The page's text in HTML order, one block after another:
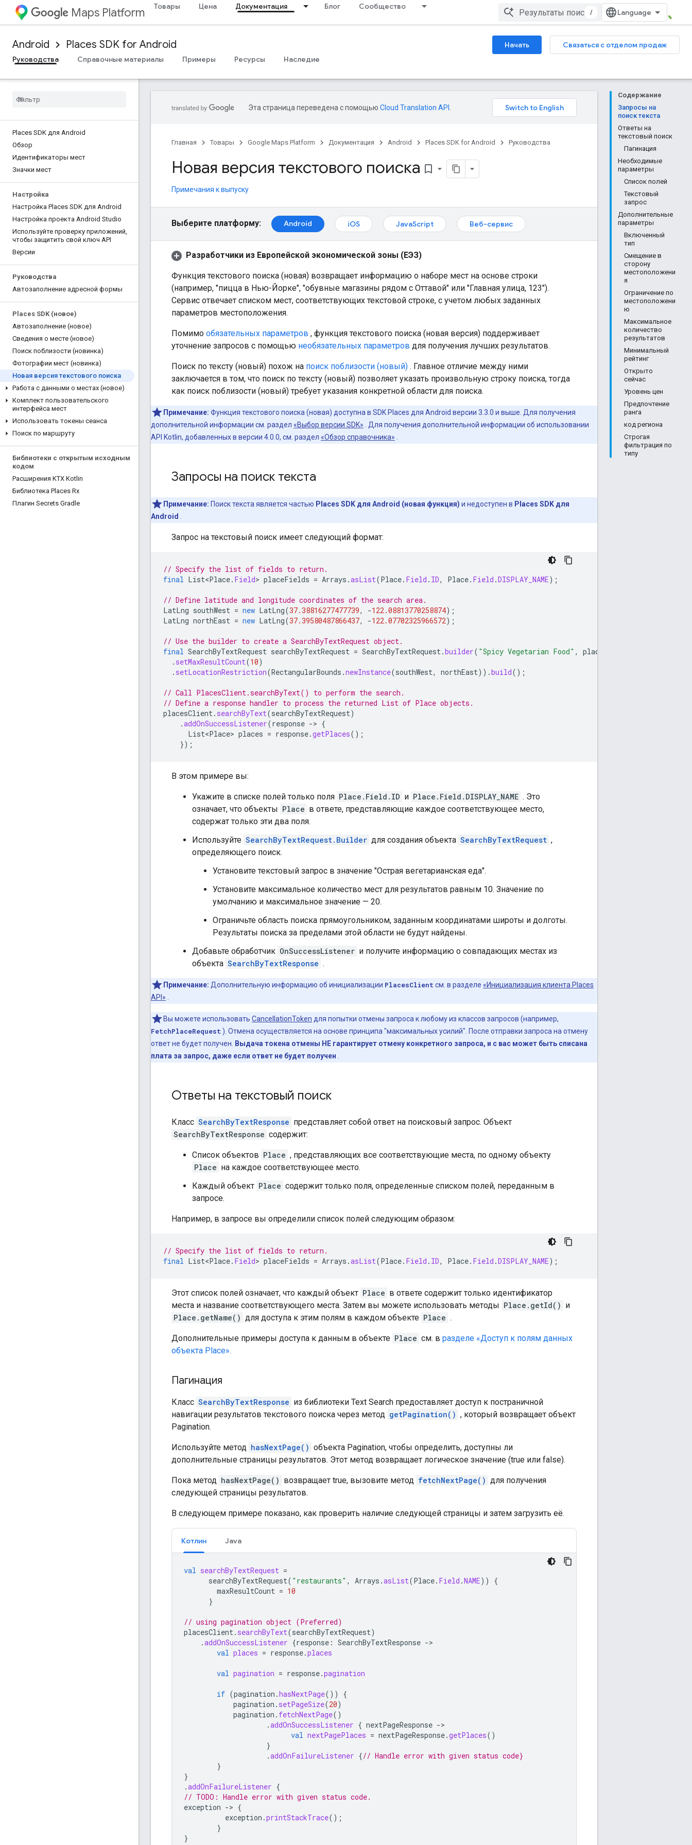
Maps Platform Товары Цена Документация Блог Сообщество
/
Android Places SDK for Android Начать
Связаться с отделом продаж
Руководства
Справочные материалы Примеры Ресурсы Наследие
Places SDK для Android
Обзор
Идентификаторы мест
Значки мест
Настройка
Настройка Places SDK для Android
Настройка проекта Android Studio
Используйте проверку приложений,
чтобы защитить свой ключ API
Версии
Руководства
Автозаполнение адресной формы
Places SDK (новое)
Автозаполнение (новое)
Сведения о месте (новое)
Поиск поблизости (новинка)
Фотографии мест (новинка)
Новая версия текстового поиска
Работа с данными о местах (новое)
Комплект пользовательского
интерфейса мест
Использовать токены сеанса
Поиск по маршруту
Библиотеки с открытым исходным
кодом
Расширения KTX Kotlin
Библиотека Places Rx
Плагин Secrets Gradle
Содержание
Запросы на
поиск текста
Ответы на
текстовый поиск
Пагинация
Необходимые
параметры
Список полей
Текстовый
запрос
Дополнительные
параметры
Включенный
тип
Смещение в
сторону
местоположени
я
Ограничение по
местоположени
ю
Максимальное
количество
результатов
Минимальный
рейтинг
Открыто
сейчас
Уровень цен
Предпочтение
ранга
код региона
Строгая
фильтрация по
типу
Эта страница переведена с помощью Cloud Translation API
Главная Товары Google Maps Platform Документация Android Places SDK for Android Руководства
Новая версия текстового поиска bookmark_border
Примечания к выпуску
Выберите платформу: Android iOS JavaScript Веб-сервис
Разработчики из Европейской экономической зоны (ЕЭЗ)
Функция текстового поиска (новая) возвращает информацию о наборе мест на основе строки
(например, "пицца в Нью-Йорке", "обувные магазины рядом с Оттавой" или "Главная улица, 123").
Сервис отвечает списком мест, соответствующих текстовой строке, с учетом любых заданных
параметров местоположения.
Помимо обязательных параметров , функция текстового поиска (новая версия) поддерживает
уточнение запросов с помощью необязательных параметров для получения лучших результатов.
Поиск по тексту (новый) похож на поиск поблизости (новый) . Главное отличие между ними
заключается в том, что поиск по тексту (новый) позволяет указать произвольную строку поиска, тогда
как поиск поблизости (новый) требует указания конкретной области для поиска.
Примечание: Функция текстового поиска (новая) доступна в SDK Places для Android версии 3.3.0 и выше. Для получения
дополнительной информации см. раздел «Выбор версии SDK» . Для получения дополнительной информации об использовании
API Kotlin, добавленных в версии 4.0.0, см. раздел «Обзор справочника»
Запросы на поиск текста
Примечание: Поиск текста является частью Places SDK для Android (новая функция) и недоступен в Places SDK для
Android
Запрос на текстовый поиск имеет следующий формат:
// Specify the list of fields to return.
final List<Place. Field> placeFields = Arrays .asList(Place. Field . ID, Place. Field .DISPLAY_NAME);
// Define latitude and longitude coordinates of the search area.
LatLng southWest = new LatLng(37.38816277477739, -122.08813770258874);
LatLng northEast = new LatLng(37.39580487866437, -122.07702325966572);
// Use the builder to create a SearchByTextRequest object.
final SearchByTextRequest searchByTextRequest = SearchByTextRequest.builder( "Spicy Vegetarian Food" , placeFields
. setMaxResultCount(10)
. setLocationRestriction(RectangularBounds .newInstance(southWest, northEast)).build();
// Call PlacesClient.searchByText() to perform the search.
// Define a response handler to process the returned List of Place objects.
placesClient. searchByText(searchByTextRequest)
.addOnSuccessListener(response -> {
List<Place> places = response.getPlaces();
});
В этом примере вы:
Укажите в списке полей только поля Place.Field.ID и Place.Field.DISPLAY_NAME . Это
означает, что объекты Place в ответе, представляющие каждое соответствующее место,
содержат только эти два поля.
Используйте SearchByTextRequest.Builder для создания объекта SearchByTextRequest ,
определяющего поиск.
Установите текстовый запрос в значение "Острая вегетарианская еда".
Установите максимальное количество мест для результатов равным 10. Значение по
умолчанию и максимальное значение — 20.
Ограничьте область поиска прямоугольником, заданным координатами широты и долготы.
Результаты поиска за пределами этой области не будут найдены.
Добавьте обработчик OnSuccessListener и получите информацию о совпадающих местах из
объекта SearchByTextResponse .
Примечание: Дополнительную информацию об инициализации PlacesClient см. в разделе «Инициализация клиента Places
API»
Вы можете использовать CancellationToken для попытки отмены запроса к любому из классов запросов (например,
FetchPlaceRequest ). Отмена осуществляется на основе принципа "максимальных усилий". После отправки запроса на отмену
ответ не будет получен.
Выдача токена отмены НЕ гарантирует отмену конкретного запроса, и с вас может быть списана
плата за запрос, даже если ответ не будет получен
Ответы на текстовый поиск
Класс SearchByTextResponse представляет собой ответ на поисковый запрос. Объект
SearchByTextResponse содержит:
Список объектов Place , представляющих все соответствующие места, по одному объекту
Place на каждое соответствующее место.
Каждый объект Place содержит только поля, определенные списком полей, переданным в
запросе.
Например, в запросе вы определили список полей следующим образом:
// Specify the list of fields to return.
final List<Place. Field> placeFields = Arrays .asList(Place. Field . ID, Place. Field .DISPLAY_NAME);
Этот список полей означает, что каждый объект Place в ответе содержит только идентификатор
места и название соответствующего места. Затем вы можете использовать методы Place.getId() и
Place.getName() для доступа к этим полям в каждом объекте Place .
Дополнительные примеры доступа к данным в объекте Place см. в разделе «Доступ к полям данных
объекта Place».
Пагинация
Класс SearchByTextResponse из библиотеки Text Search предоставляет доступ к постраничной
навигации результатов текстового поиска через метод getPagination() , который возвращает объект
Pagination.
Используйте метод hasNextPage() объекта Pagination, чтобы определить, доступны ли
дополнительные страницы результатов. Этот метод возвращает логическое значение (true или false).
Пока метод hasNextPage() возвращает true, вызовите метод fetchNextPage() для получения
следующей страницы результатов.
В следующем примере показано, как проверить наличие следующей страницы и затем загрузить её.
Котлин Java
val searchByTextRequest =
searchByTextRequest( "restaurants" , Arrays .asList(Place. Field .NAME))
{
maxResultCount = 10
}
// using pagination object (Preferred)
placesClient. searchByText(searchByTextRequest)
.addOnSuccessListener {response : SearchByTextResponse -
val places = response.places
val pagination = response.pagination
if (pagination .hasNextPage())
{
pagination . setPageSize(20)
pagination . fetchNextPage()
.addOnSuccessListener { nextPageResponse -
val nextPagePlaces = nextPageResponse.getPlaces()
}
.addOnFailureListener {// Handle error with given status code}
}
}
.addOnFailureListener {
// TODO: Handle error with given status code.
exception -> {
exception .printStackTrace();
}
}